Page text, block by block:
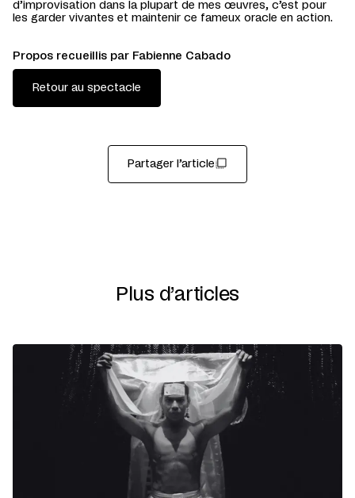
d’improvisation dans la plupart de mes œuvres, c’est pour
les garder vivantes et maintenir ce fameux oracle en action.
Propos recueillis par Fabienne Cabado
Retour au spectacle
Partager l’article
Plus d’articles